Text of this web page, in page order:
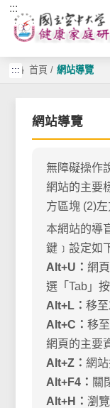
跳到主要內容區塊
:::
::: 首頁 / 網站導覽
網站導覽
無障礙操
網站的主要
方區塊 (2)
本網站的導
鍵﹞設定如
Alt+U：網
選「Tab」
Alt+L：移
Alt+C：移
網頁的主要
Alt+Z：網站
Alt+F4： 關
Alt+H：瀏